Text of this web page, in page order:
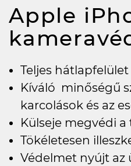
Apple
Teljes
Kíváló minőségű
karcolások és az
Külseje megvédi
Tökéletesen
Védelmet nyújt az